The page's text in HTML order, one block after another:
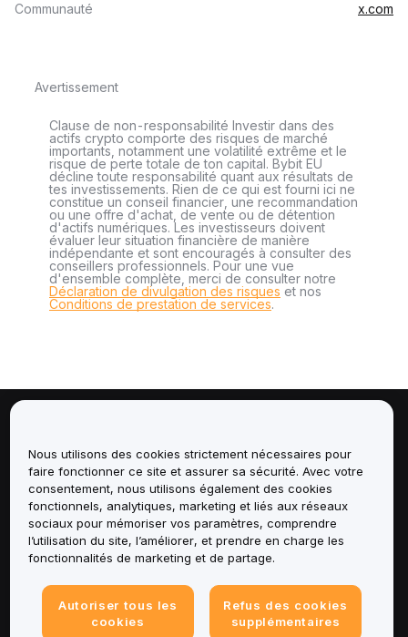
Communauté
x.com
Avertissement
Clause de non-responsabilité Investir dans des
actifs crypto comporte des risques de marché
importants, notamment une volatilité extrême et le
risque de perte totale de ton capital. Bybit EU
décline toute responsabilité quant aux résultats de
tes investissements. Rien de ce qui est fourni ici ne
constitue un conseil financier, une recommandation
ou une offre d'achat, de vente ou de détention
d'actifs numériques. Les investisseurs doivent
évaluer leur situation financière de manière
indépendante et sont encouragés à consulter des
conseillers professionnels. Pour une vue
d'ensemble complète, merci de consulter notre
Déclaration de divulgation des risques et nos
Conditions de prestation de services.
Services
Assistance
Produits
Mentions légales
Nous utilisons des cookies strictement nécessaires pour
faire fonctionner ce site et assurer sa sécurité. Avec votre
consentement, nous utilisons également des cookies
fonctionnels, analytiques, marketing et liés aux réseaux
sociaux pour mémoriser vos paramètres, comprendre
l’utilisation du site, l’améliorer, et prendre en charge les
fonctionnalités de marketing et de partage.
Autoriser tous les
cookies
Refus des cookies
supplémentaires